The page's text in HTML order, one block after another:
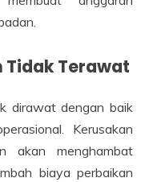
Tidak Terawat
dirawat dengan baik
Kerusakan
akan menghambat
biaya perbaikan